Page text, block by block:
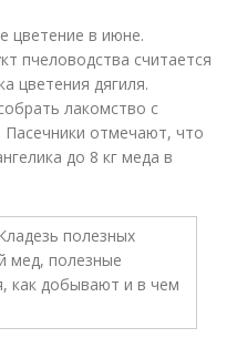
цветение в июне.
пчеловодства считается
цветения дягиля.
лакомство с
Пасечники отмечают, что
до 8 кг меда в